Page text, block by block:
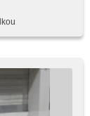
přístrojové